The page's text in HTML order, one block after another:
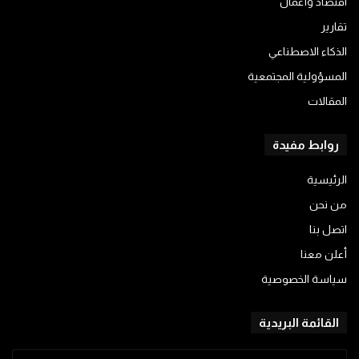
تقارير
الذكاء الاصطناعي
المسؤولية المجتمعية
المقالات
روابط مفيدة
الرئيسية
من نحن
اتصل بنا
أعلن معنا
سياسة الخصوصية
القائمة البريدية